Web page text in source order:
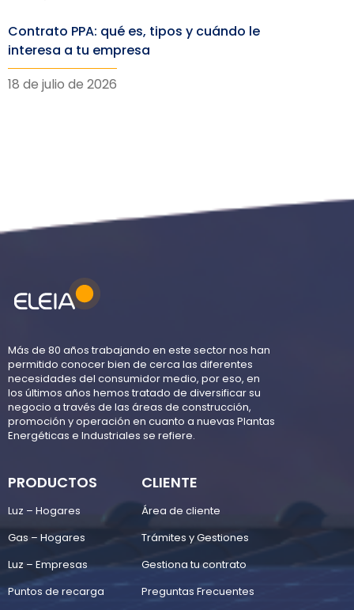
Contrato PPA: qué es, tipos y cuándo le
interesa a tu empresa
18 de julio de 2026
Más de 80 años trabajando en este sector nos han
permitido conocer bien de cerca las diferentes
necesidades del consumidor medio, por eso, en
los últimos años hemos tratado de diversificar su
negocio a través de las áreas de construcción,
promoción y operación en cuanto a nuevas Plantas
Energéticas e Industriales se refiere.
PRODUCTOS
Luz – Hogares
Gas – Hogares
Luz – Empresas
Puntos de recarga
CLIENTE
Área de cliente
Trámites y Gestiones
Gestiona tu contrato
Preguntas Frecuentes